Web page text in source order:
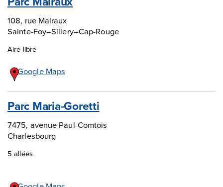
108, rue Malraux
Sainte-Foy–Sillery–Cap-Rouge
Aire libre
Google Maps
Parc Maria-Goretti
7475, avenue Paul-Comtois
Charlesbourg
5 allées